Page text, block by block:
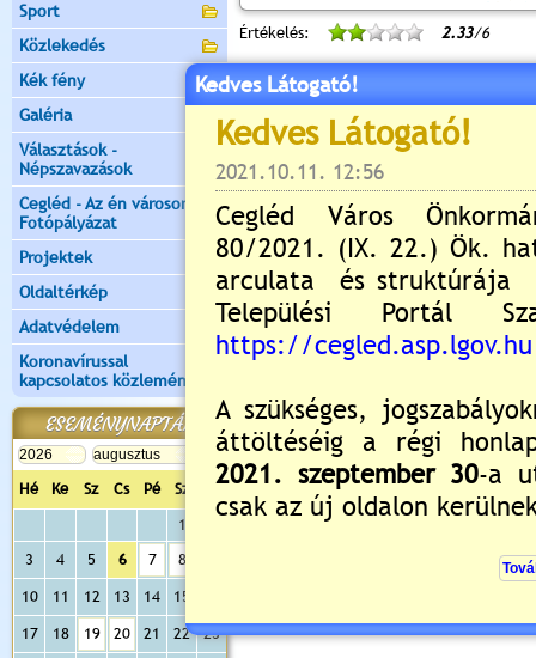
Sport
Közlekedés
Kék fény
Galéria
Választások -
Népszavazások
Cegléd - Az én városom -
Fotópályázat
Projektek
Oldaltérkép
Adatvédelem
Koronavírussal
kapcsolatos közlemények
ESEMÉNYNAPTÁR
Hé Ke Sz Cs Pé Sz
Va
1
3
4 5 6 7 8
10 11 12 13 14 15
17 18 19 20 21 22
23
Értékelés: 2.33/6
Még nincsenek hozzászólások
Új hozzászólás:
Kérjük jelentkezzen be,
Kedves Látogató!